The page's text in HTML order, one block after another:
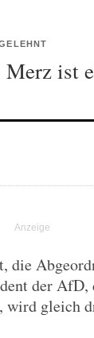
ist
der AfD,
wird gleich